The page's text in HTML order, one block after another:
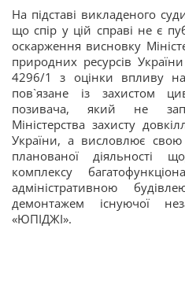
На підставі викладеного
що спір у цій справі не є
оскарження висновку
природних ресурсів
4296/1 з оцінки впливу на
пов`язане із захистом
позивача, який не
Міністерства захисту
України, а висловлює
планованої діяльності
комплексу
адміністративною
демонтажем існуючої
«ЮПІДЖІ».